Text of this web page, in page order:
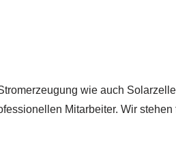
wie auch
Mitarbeiter. Wir